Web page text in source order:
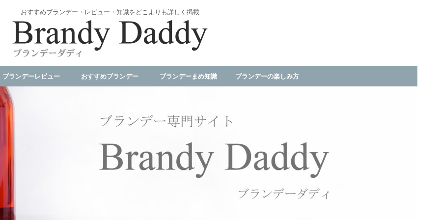
おすすめブランデー・レビュー・知識をどこよりも詳しく掲載
ブランデーレビュー おすすめブランデー ブランデーまめ知識 ブランデーの楽しみ方